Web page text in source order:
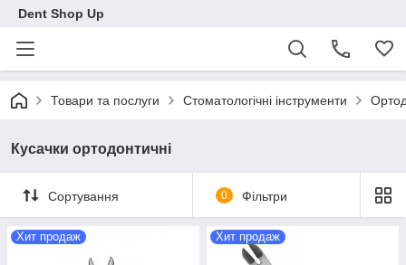
Dent Shop Up
Товари та послуги Стоматологічні інструменти
Кусачки ортодонтичні
Сортування 0 Фільтри
Хит продаж Хит продаж